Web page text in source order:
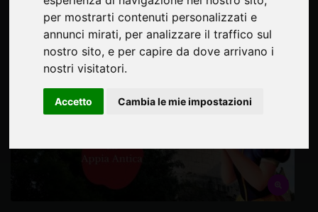
per mostrarti contenuti personalizzati e
annunci mirati, per analizzare il traffico sul
nostro sito, e per capire da dove arrivano i
nostri visitatori.
Accetto Cambia le mie impostazioni